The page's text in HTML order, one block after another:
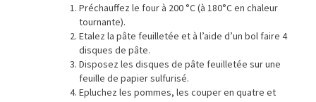
Préchauffez le four à 200 °C (à 180°C en chaleur
tournante).
Etalez la pâte feuilletée et à l’aide d’un bol faire 4
disques de pâte.
Disposez les disques de pâte feuilletée sur une
feuille de papier sulfurisé.
Epluchez les pommes, les couper en quatre et